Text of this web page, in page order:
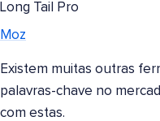
Long Tail Pro
Moz
Existem muitas outras
palavras-chave no
com estas.